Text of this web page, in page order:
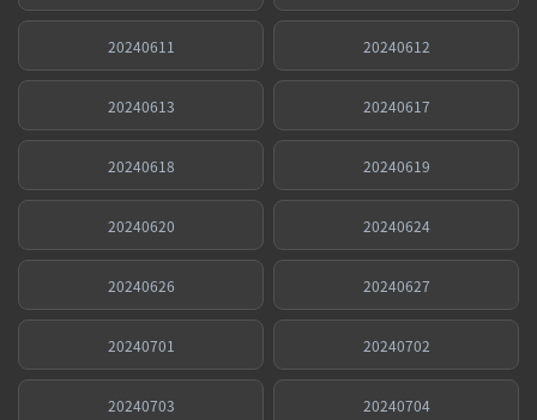
20240611 20240612
20240613 20240617
20240618 20240619
20240620 20240624
20240626 20240627
20240701 20240702
20240703 20240704